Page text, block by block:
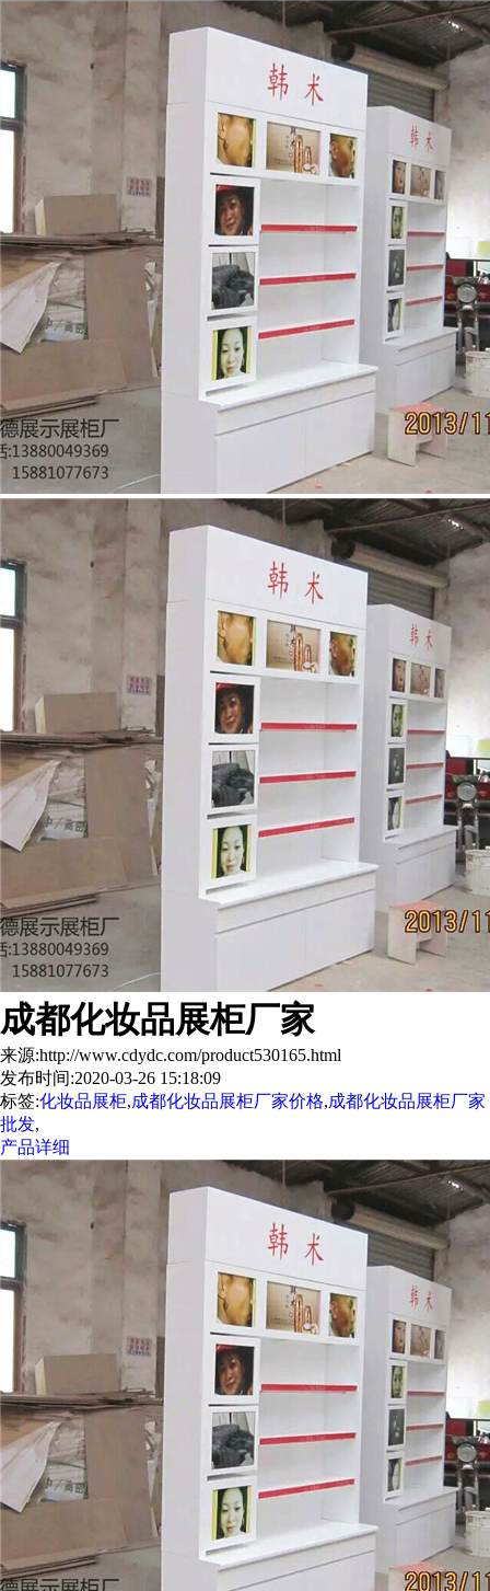
成都化妆品展柜厂家
来源:http://www.cdydc.com/product530165.html
发布时间:2020-03-26 15:18:09
标签:化妆品展柜,成都化妆品展柜厂家价格,成都化妆品展柜厂家
批发,
产品详细